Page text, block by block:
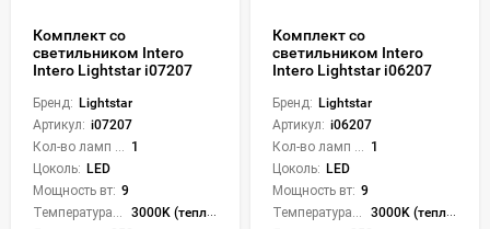
Комплект со
светильником Intero
Intero Lightstar i07207
Бренд: Lightstar
Артикул: i07207
1
Цоколь: LED
Мощность вт: 9
3000K (теплый)
Комплект со
светильником Intero
Intero Lightstar i06207
Бренд: Lightstar
Артикул: i06207
1
Цоколь: LED
Мощность вт: 9
3000K (теплый)